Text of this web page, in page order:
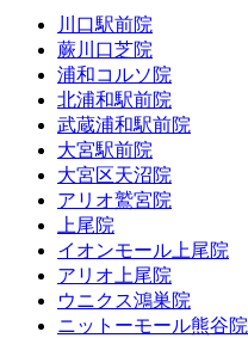
川口駅前院
蕨川口芝院
浦和コルソ院
北浦和駅前院
武蔵浦和駅前院
大宮駅前院
大宮区天沼院
アリオ鷲宮院
上尾院
イオンモール上尾院
アリオ上尾院
ウニクス鴻巣院
ニットーモール熊谷院